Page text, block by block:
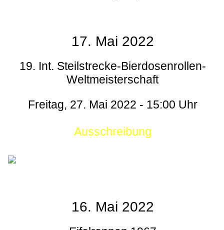
17. Mai 2022
19. Int. Steilstrecke-Bierdosenrollen-
Weltmeisterschaft
Freitag, 27. Mai 2022 - 15:00 Uhr
Ausschreibung
16. Mai 2022